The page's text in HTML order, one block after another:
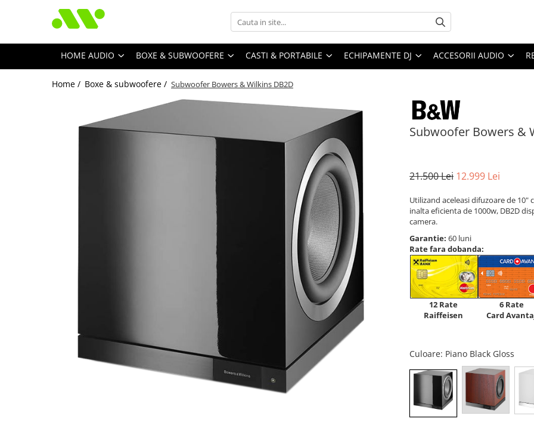
HOME AUDIO BOXE & SUBWOOFERE CASTI & PORTABILE ECHIPAMENTE DJ ACCESORII AUDIO
Home / Boxe & subwoofere / Subwoofer Bowers & Wilkins DB2D
Subwoofer Bowers &
21.500 Lei 12.999 Lei
Utilizand aceleasi difuzoare de 10"
inalta eficienta de 1000w, DB2D
camera.
Garantie: 60 luni
Rate fara dobanda:
12 Rate
Raiffeisen
6 Rate
Card
Culoare: Piano Black Gloss